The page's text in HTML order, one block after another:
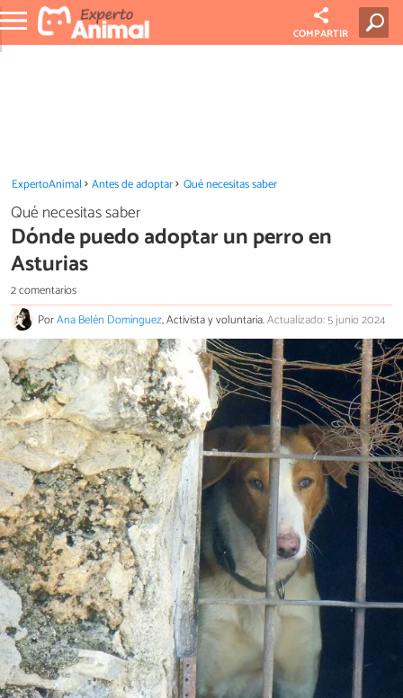
COMPARTIR
ExpertoAnimal Antes de adoptar Qué necesitas saber
Qué necesitas saber
Dónde puedo adoptar un perro en
Asturias
2 comentarios
PorAna Belén Domínguez, Activista y voluntaria.Actualizado: 5 junio 2024